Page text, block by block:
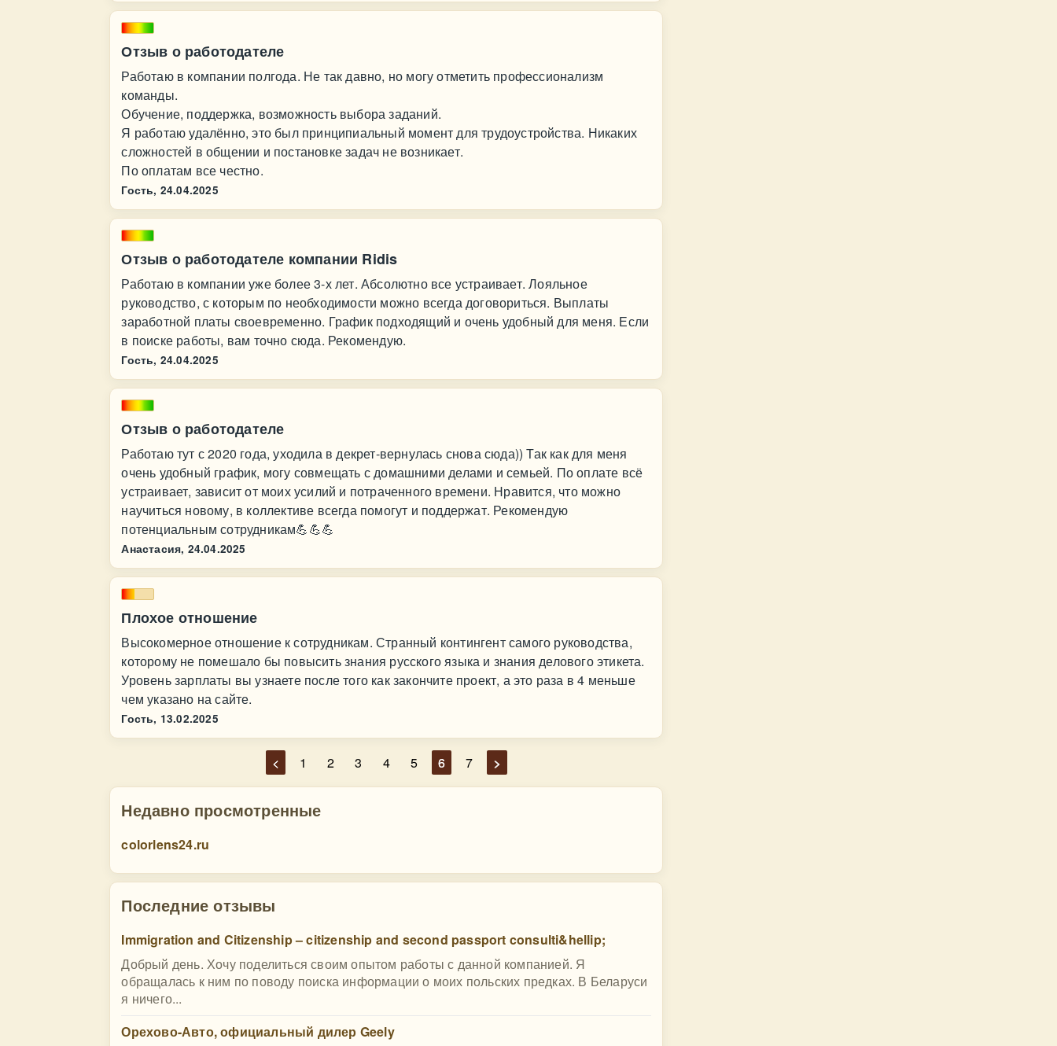
Отзыв о работодателе
Работаю в компании полгода. Не так давно, но могу отметить профессионализм
команды.
Обучение, поддержка, возможность выбора заданий.
Я работаю удалённо, это был принципиальный момент для трудоустройства. Никаких
сложностей в общении и постановке задач не возникает.
По оплатам все честно.
Гость, 24.04.2025
Отзыв о работодателе компании Ridis
Работаю в компании уже более 3-х лет. Абсолютно все устраивает. Лояльное
руководство, с которым по необходимости можно всегда договориться. Выплаты
заработной платы своевременно. График подходящий и очень удобный для меня. Если
в поиске работы, вам точно сюда. Рекомендую.
Гость, 24.04.2025
Отзыв о работодателе
Работаю тут с 2020 года, уходила в декрет-вернулась снова сюда)) Так как для меня
очень удобный график, могу совмещать с домашними делами и семьей. По оплате всё
устраивает, зависит от моих усилий и потраченного времени. Нравится, что можно
научиться новому, в коллективе всегда помогут и поддержат. Рекомендую
потенциальным сотрудникам💪💪💪
Анастасия, 24.04.2025
Плохое отношение
Высокомерное отношение к сотрудникам. Странный контингент самого руководства,
которому не помешало бы повысить знания русского языка и знания делового этикета.
Уровень зарплаты вы узнаете после того как закончите проект, а это раза в 4 меньше
чем указано на сайте.
Гость, 13.02.2025
< 1 2 3 4 5 6 7 >
Недавно просмотренные
colorlens24.ru
Последние отзывы
Immigration and Citizenship – citizenship and second passport consulti&hellip;
Добрый день. Хочу поделиться своим опытом работы с данной компанией. Я
обращалась к ним по поводу поиска информации о моих польских предках. В Беларуси
я ничего...
Орехово-Авто, официальный дилер Geely